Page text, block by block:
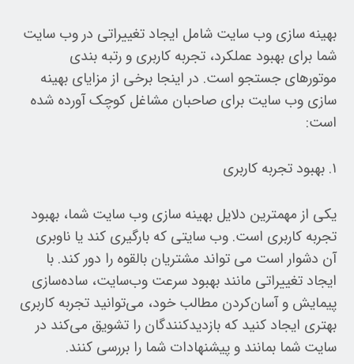
بهینه سازی وب سایت شامل ایجاد تغییراتی در وب سایت
شما برای بهبود عملکرد، تجربه کاربری و رتبه بندی
موتورهای جستجو است. در اینجا برخی از مزایای بهینه
سازی وب سایت برای صاحبان مشاغل کوچک آورده شده
است:
۱. بهبود تجربه کاربری
یکی از مهمترین دلایل بهینه سازی وب سایت شما، بهبود
تجربه کاربری است. وب سایتی که بارگیری کند یا ناوبری
آن دشوار است می تواند مشتریان بالقوه را دور کند. با
ایجاد تغییراتی مانند بهبود سرعت وب‌سایت، ساده‌سازی
پیمایش و آسان‌کردن مطالب خود، می‌توانید تجربه کاربری
بهتری ایجاد کنید که بازدیدکنندگان را تشویق می‌کند در
سایت شما بمانند و پیشنهادات شما را بررسی کنند.